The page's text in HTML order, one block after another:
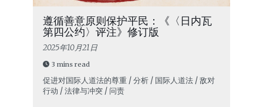
遵循善意原则保护平民：《〈日内瓦
第四公约〉评注》修订版
2025年10月21日
3 mins read
促进对国际人道法的尊重 / 分析 / 国际人道法 / 敌对
行动 / 法律与冲突 / 问责